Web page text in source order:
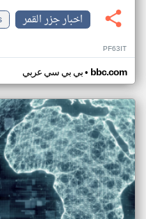
اخبار جزر القمر
PF63IT
بي بي سي عربي• bbc.com